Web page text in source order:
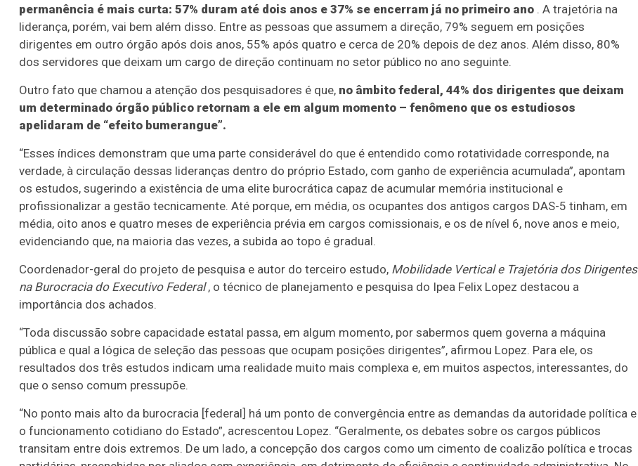
permanência é mais curta: 57% duram até dois anos e 37% se encerram já no primeiro ano . A trajetória na
liderança, porém, vai bem além disso. Entre as pessoas que assumem a direção, 79% seguem em posições
dirigentes em outro órgão após dois anos, 55% após quatro e cerca de 20% depois de dez anos. Além disso, 80%
dos servidores que deixam um cargo de direção continuam no setor público no ano seguinte.
Outro fato que chamou a atenção dos pesquisadores é que, no âmbito federal, 44% dos dirigentes que deixam
um determinado órgão público retornam a ele em algum momento – fenômeno que os estudiosos
apelidaram de “efeito bumerangue”.
“Esses índices demonstram que uma parte considerável do que é entendido como rotatividade corresponde, na
verdade, à circulação dessas lideranças dentro do próprio Estado, com ganho de experiência acumulada”, apontam
os estudos, sugerindo a existência de uma elite burocrática capaz de acumular memória institucional e
profissionalizar a gestão tecnicamente. Até porque, em média, os ocupantes dos antigos cargos DAS-5 tinham, em
média, oito anos e quatro meses de experiência prévia em cargos comissionais, e os de nível 6, nove anos e meio,
evidenciando que, na maioria das vezes, a subida ao topo é gradual.
Coordenador-geral do projeto de pesquisa e autor do terceiro estudo, Mobilidade Vertical e Trajetória dos Dirigentes
na Burocracia do Executivo Federal, o técnico de planejamento e pesquisa do Ipea Felix Lopez destacou a
importância dos achados.
“Toda discussão sobre capacidade estatal passa, em algum momento, por sabermos quem governa a máquina
pública e qual a lógica de seleção das pessoas que ocupam posições dirigentes”, afirmou Lopez. Para ele, os
resultados dos três estudos indicam uma realidade muito mais complexa e, em muitos aspectos, interessantes, do
que o senso comum pressupõe.
“No ponto mais alto da burocracia [federal] há um ponto de convergência entre as demandas da autoridade política e
o funcionamento cotidiano do Estado”, acrescentou Lopez. “Geralmente, os debates sobre os cargos públicos
transitam entre dois extremos. De um lado, a concepção dos cargos como um cimento de coalizão política e trocas